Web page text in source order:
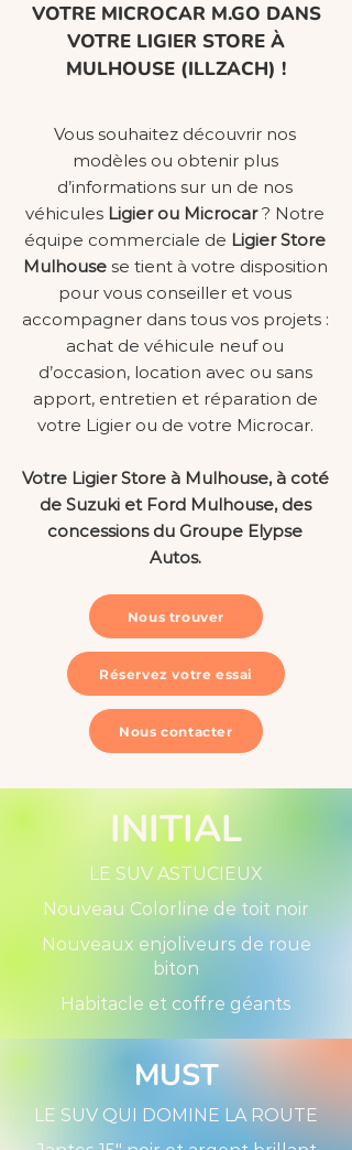
VOTRE MICROCAR M.GO DANS
VOTRE LIGIER STORE À
MULHOUSE (ILLZACH) !
Vous souhaitez découvrir nos
modèles ou obtenir plus
d’informations sur un de nos
véhicules Ligier ou Microcar? Notre
équipe commerciale de Ligier Store
Mulhousese tient à votre disposition
pour vous conseiller et vous
accompagner dans tous vos projets :
achat de véhicule neuf ou
d’occasion, location avec ou sans
apport, entretien et réparation de
votre Ligier ou de votre Microcar.
Votre Ligier Store à Mulhouse, à coté
de Suzuki et Ford Mulhouse, des
concessions du Groupe Elypse
Autos.
Nous trouver
Réservez votre essai
Nous contacter
INITIAL
LE SUV ASTUCIEUX
Nouveau Colorline de toit noir
Nouveaux enjoliveurs de roue
biton
Habitacle et coffre géants
MUST
LE SUV QUI DOMINE LA ROUTE